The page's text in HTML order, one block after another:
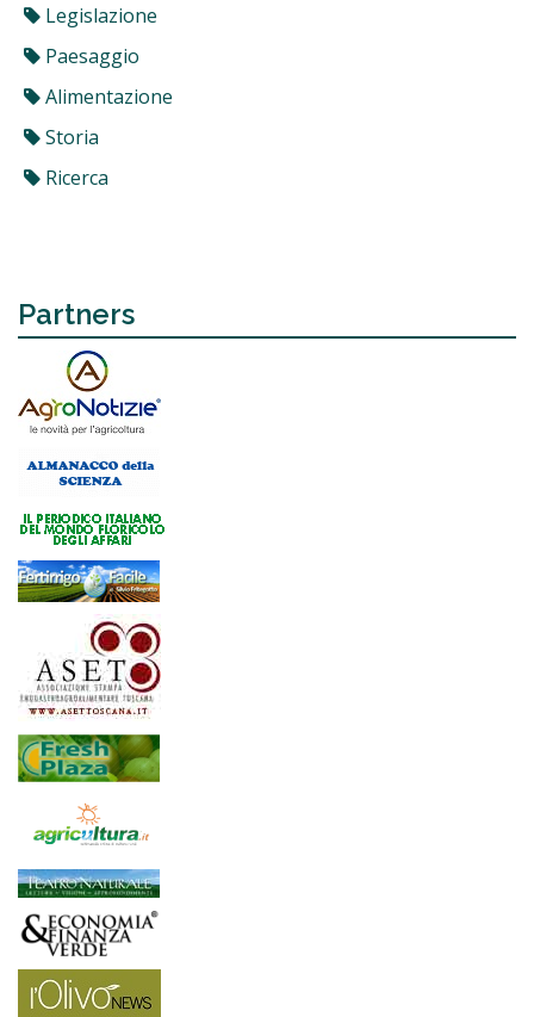
Legislazione
Paesaggio
Alimentazione
Storia
Ricerca
Partners